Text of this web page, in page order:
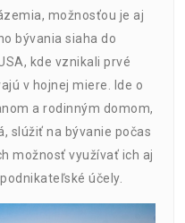
možnosťou je aj
bývania siaha do
kde vznikali prvé
v hojnej miere. Ide o
a rodinným domom,
slúžiť na bývanie počas
možnosť využívať ich aj
účely.